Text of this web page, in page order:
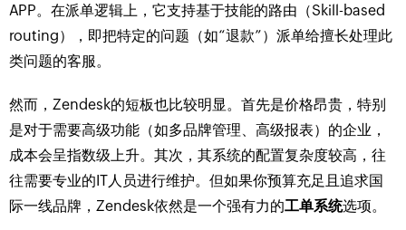
APP。在派单逻辑上，它支持基于技能的路由（Skill-based
routing），即把特定的问题（如“退款”）派单给擅长处理此
类问题的客服。
然而，Zendesk的短板也比较明显。首先是价格昂贵，特别
是对于需要高级功能（如多品牌管理、高级报表）的企业，
成本会呈指数级上升。其次，其系统的配置复杂度较高，往
往需要专业的IT人员进行维护。但如果你预算充足且追求国
际一线品牌，Zendesk依然是一个强有力的工单系统选项。